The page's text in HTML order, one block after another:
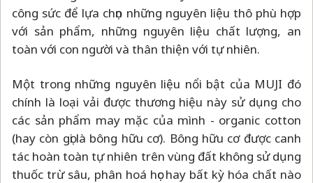
công sức để lựa chọn những nguyên liệu thô phù hợp
với sản phẩm, những nguyên liệu chất lượng, an
toàn với con người và thân thiện với tự nhiên.
Một trong những nguyên liệu nổi bật của MUJI đó
chính là loại vải được thương hiệu này sử dụng cho
các sản phẩm may mặc của mình - organic cotton
(hay còn gọi là bông hữu cơ). Bông hữu cơ được canh
tác hoàn toàn tự nhiên trên vùng đất không sử dụng
thuốc trừ sâu, phân hoá học hay bất kỳ hóa chất nào